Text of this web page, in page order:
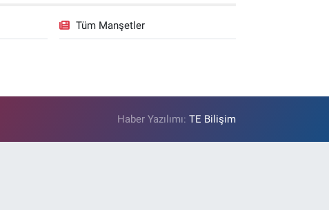
Tüm Manşetler
Haber Yazılımı:TE Bilişim